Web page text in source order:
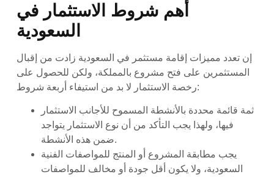
أهم شروط الاستثمار في
السعودية
إن تعدد مميزات إقامة مستثمر في السعودية زادت من إقبال
المستثمرين على فتح مشروع بالمملكة، ولكن للحصول على
رخصة الاستثمار لا بد من استيفاء أربعة شروط:
ثمة قائمة محددة بالأنشطة المسموح للأجانب الاستثمار
فيها، ولهذا يجب التأكد من أن نوع الاستثمار يتواجد
ضمن هذه الأنشطة.
يجب مطابقة المشروع أو المنتج للمواصفات الفنية
السعودية، ولا يكون أقل جودة أو مخالف للمواصفات